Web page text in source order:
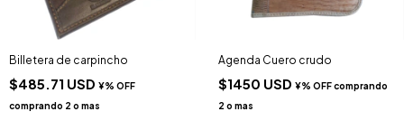
Billetera de carpincho
$485.71 USD
Agenda Cuero crudo
$1450 USD